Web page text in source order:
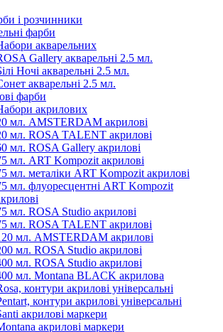
і розчинники
фарби
акварельних
Gallery акварельні 2.5 мл.
Ночі акварельні 2.5 мл.
акварельні 2.5 мл.
фарби
акрилових
мл. AMSTERDAM акрилові
мл. ROSA TALENT акрилові
мл. ROSA Gallery акрилові
мл. ART Kompozit акрилові
мл. металіки ART Kompozit акрилові
мл. флуоресцентні ART Kompozit
мл. ROSA Studio акрилові
мл. ROSA TALENT акрилові
мл. AMSTERDAM акрилові
мл. ROSA Studio акрилові
мл. ROSA Studio акрилові
мл. Montana BLACK акрилова
контури акрилові універсальні
контури акрилові універсальні
акрилові маркери
акрилові маркери